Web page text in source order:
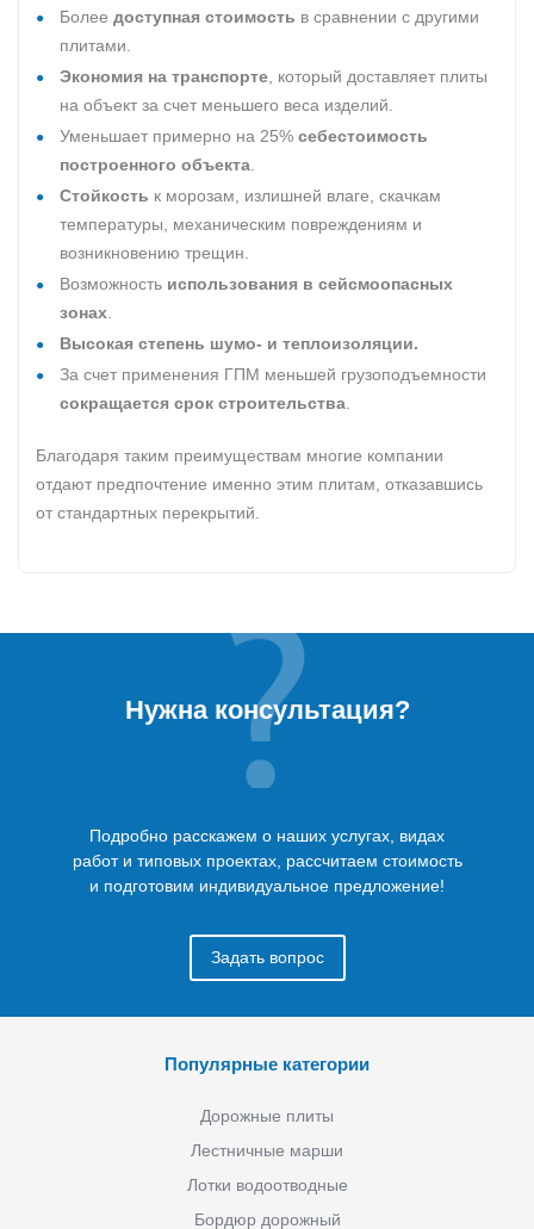
Более доступная стоимость в сравнении с другими
плитами.
Экономия на транспорте , который доставляет плиты
на объект за счет меньшего веса изделий.
Уменьшает примерно на 25% себестоимость
построенного объекта
Стойкость к морозам, излишней влаге, скачкам
температуры, механическим повреждениям и
возникновению трещин.
Возможность использования в сейсмоопасных
зонах
Высокая степень шумо- и теплоизоляции.
За счет применения ГПМ меньшей грузоподъемности
сокращается срок строительства
Благодаря таким преимуществам многие компании
отдают предпочтение именно этим плитам, отказавшись
от стандартных перекрытий.
Нужна консультация?
Подробно расскажем о наших услугах, видах
работ и типовых проектах, рассчитаем стоимость
и подготовим индивидуальное предложение!
Задать вопрос
Популярные категории
Дорожные плиты
Лестничные марши
Лотки водоотводные
Бордюр дорожный